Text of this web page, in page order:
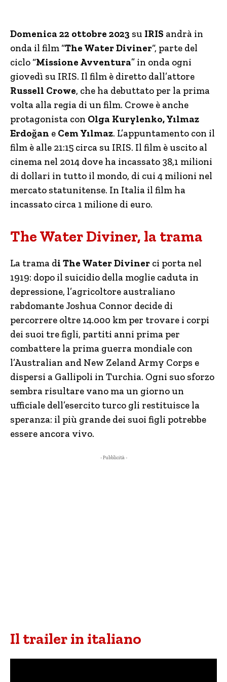
Domenica 22 ottobre 2023 su IRIS andrà in
onda il film “The Water Diviner“, parte del
ciclo “Missione Avventura” in onda ogni
giovedì su IRIS. Il film è diretto dall’attore
Russell Crowe, che ha debuttato per la prima
volta alla regia di un film. Crowe è anche
protagonista con Olga Kurylenko, Yılmaz
Erdoğan e Cem Yılmaz. L’appuntamento con il
film è alle 21:15 circa su IRIS. Il film è uscito al
cinema nel 2014 dove ha incassato 38,1 milioni
di dollari in tutto il mondo, di cui 4 milioni nel
mercato statunitense. In Italia il film ha
incassato circa 1 milione di euro.
The Water Diviner, la trama
La trama di The Water Diviner ci porta nel
1919: dopo il suicidio della moglie caduta in
depressione, l’agricoltore australiano
rabdomante Joshua Connor decide di
percorrere oltre 14.000 km per trovare i corpi
dei suoi tre figli, partiti anni prima per
combattere la prima guerra mondiale con
l’Australian and New Zeland Army Corps e
dispersi a Gallipoli in Turchia. Ogni suo sforzo
sembra risultare vano ma un giorno un
ufficiale dell’esercito turco gli restituisce la
speranza: il più grande dei suoi figli potrebbe
essere ancora vivo.
- Pubblicità -
Il trailer in italiano